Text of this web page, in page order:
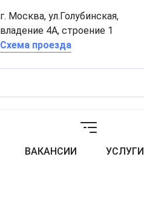
г. Москва, ул.Голубинская,
владение 4А, строение 1
Схема проезда
ВАКАНСИИ УСЛУГИ